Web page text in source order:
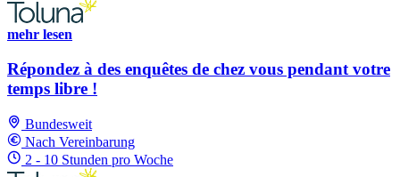
mehr lesen
Répondez à des enquêtes de chez vous pendant votre
temps libre !
Bundesweit
Nach Vereinbarung
2 - 10 Stunden pro Woche